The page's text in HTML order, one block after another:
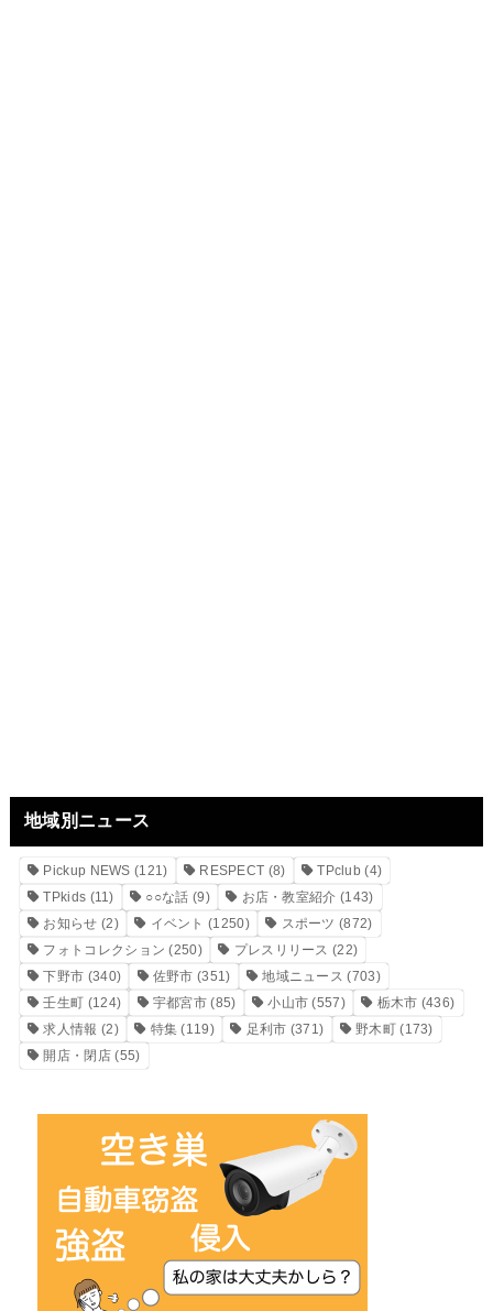
地域別ニュース
Pickup NEWS (121) RESPECT (8) TPclub (4)
TPkids (11) ○○な話 (9) お店・教室紹介 (143)
お知らせ (2) イベント (1250) スポーツ (872)
フォトコレクション (250) プレスリリース (22)
下野市 (340) 佐野市 (351) 地域ニュース (703)
壬生町 (124) 宇都宮市 (85) 小山市 (557) 栃木市 (436)
求人情報 (2) 特集 (119) 足利市 (371) 野木町(173)
開店・閉店(55)